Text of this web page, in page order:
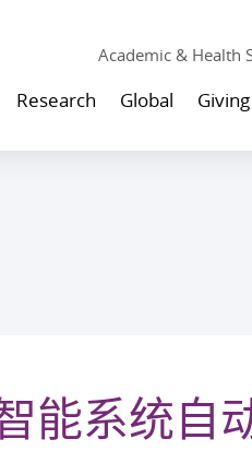
Academic & Health
Research Global Giving
能系统自